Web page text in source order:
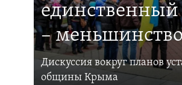
единственный
–
Дискуссия вокруг планов
общины Крыма